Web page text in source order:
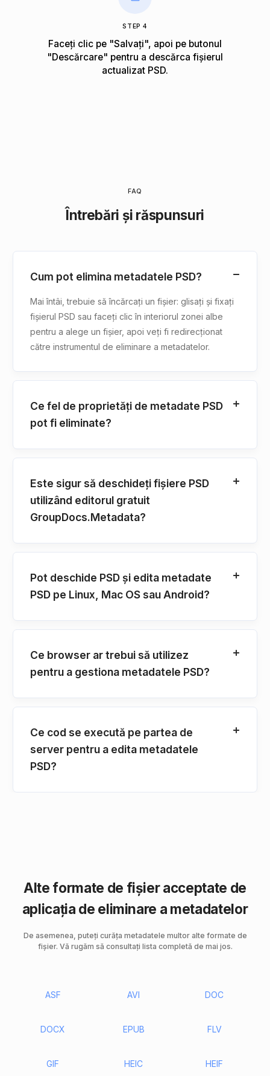
STEP 4
Faceți clic pe "Salvați", apoi pe butonul
"Descărcare" pentru a descărca fișierul
actualizat PSD.
FAQ
Întrebări și răspunsuri
Cum pot elimina metadatele PSD?
Mai întâi, trebuie să încărcați un fișier: glisați și fixați
fișierul PSD sau faceți clic în interiorul zonei albe
pentru a alege un fișier, apoi veți fi redirecționat
către instrumentul de eliminare a metadatelor.
Ce fel de proprietăți de metadate PSD
pot fi eliminate?
Este sigur să deschideți fișiere PSD
utilizând editorul gratuit
GroupDocs.Metadata?
Pot deschide PSD și edita metadate
PSD pe Linux, Mac OS sau Android?
Ce browser ar trebui să utilizez
pentru a gestiona metadatele PSD?
Ce cod se execută pe partea de
server pentru a edita metadatele
PSD?
Alte formate de fișier acceptate de
aplicația de eliminare a metadatelor
De asemenea, puteți curăța metadatele multor alte formate de
fișier. Vă rugăm să consultați lista completă de mai jos.
ASF AVI DOC
DOCX EPUB FLV
GIF HEIC HEIF